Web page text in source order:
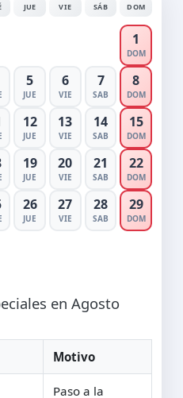
JUE VIE SÁB DOM
1
DOM
5
JUE
6
VIE
7
SAB
8
DOM
12
JUE
13
VIE
14
SAB
15
DOM
19
JUE
20
VIE
21
SAB
22
DOM
26
JUE
27
VIE
28
SAB
29
DOM
en Agosto
Motivo
Paso a la